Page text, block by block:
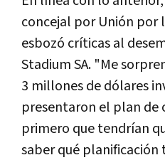
concejal por Unión por
esbozó críticas al
Stadium SA. "Me
3 millones de dólares
presentaron el plan de
primero que tendrían
saber qué planificación